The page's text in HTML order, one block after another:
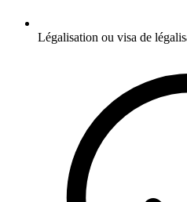
Légalisation ou visa de